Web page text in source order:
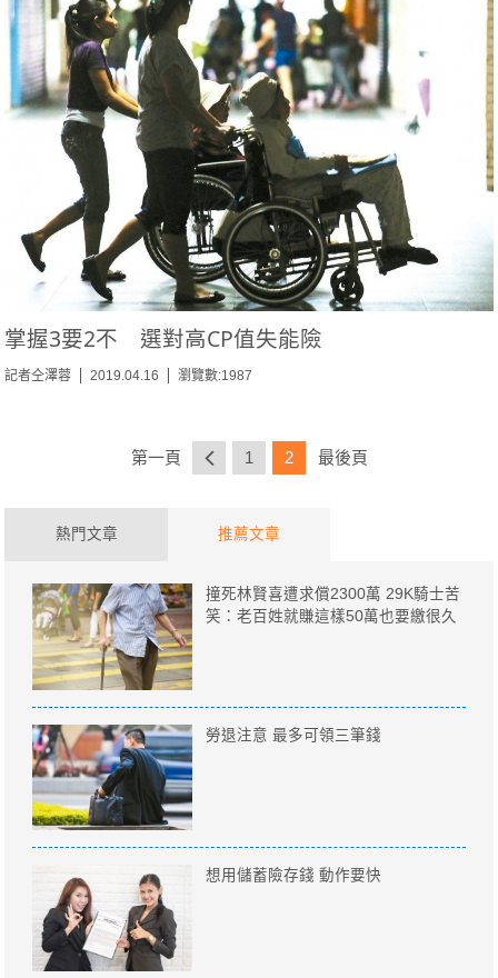
掌握3要2不 選對高CP值失能險
記者仝澤蓉 2019.04.16 瀏覽數:1987
第一頁 1 2 最後頁
熱門文章 推薦文章
撞死林賢喜遭求償2300萬 29K騎士苦
笑：老百姓就賺這樣50萬也要繳很久
勞退注意 最多可領三筆錢
想用儲蓄險存錢 動作要快